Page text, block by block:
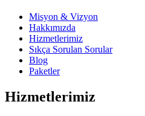
Misyon & Vizyon
Hakkımızda
Hizmetlerimiz
Sıkça Sorulan Sorular
Blog
Paketler
Hizmetlerimiz